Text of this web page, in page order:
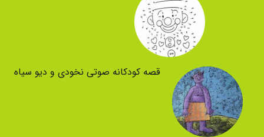
قصه کودکانه صوتی نخودی و دیو سیاه